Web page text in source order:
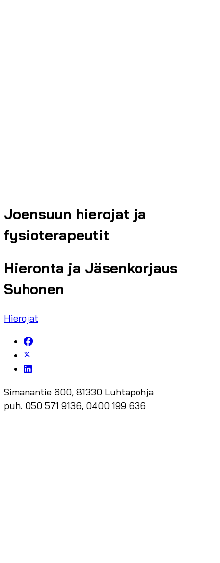
Joensuun hierojat ja
fysioterapeutit
Hieronta ja Jäsenkorjaus
Suhonen
Hierojat
Simanantie 600, 81330 Luhtapohja
puh. 050 571 9136, 0400 199 636